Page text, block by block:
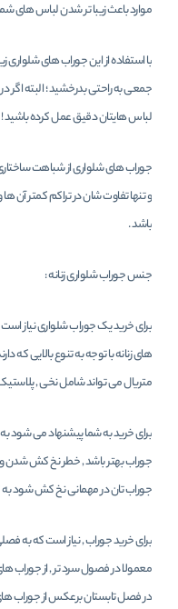
موارد باعث زیبا تر شدن لباس های
با استفاده از این جوراب های
جمعی به راحتی بدرخشید ؛ البته
لباس هایتان دقیق عمل کرده باشید !
جوراب های شلواری از شباهت ساختاری
و تنها تفاوت شان در تراکم کمتر
باشد .
جنس جوراب شلواری زنانه :
برای خرید یک جوراب شلواری نیاز
های زنانه با توجه به تنوع بالایی که
متریال می تواند شامل نخی ,
برای خرید به شما پیشنهاد می شود
جوراب بهتر باشد , خطر نخ کش شدن و
جوراب تان در مهمانی نخ کش شود
برای خرید جوراب , نیاز است که به
معمولا در فصول سرد تر , از جوراب
در فصل تابستان برعکس از جوراب